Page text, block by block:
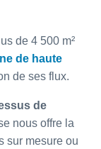
de 4 500 m²
de haute
de ses flux.
de
nous offre la
sur mesure ou